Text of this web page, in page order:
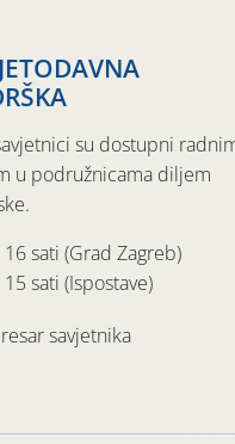
su dostupni
u podružnicama diljem
16 sati (Grad Zagreb)
15 sati (Ispostave)
savjetnika